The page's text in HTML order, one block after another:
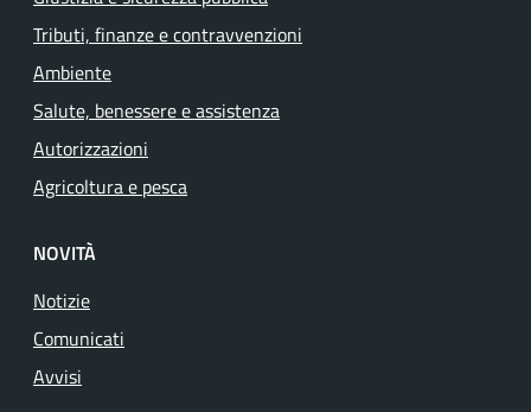
Tributi, finanze e contravvenzioni
Ambiente
Salute, benessere e assistenza
Autorizzazioni
Agricoltura e pesca
NOVITÀ
Notizie
Comunicati
Avvisi